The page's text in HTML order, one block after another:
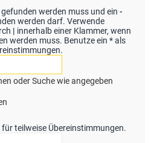
werden muss und ein -
werden darf. Verwende
| innerhalb einer Klammer, wenn
werden muss. Benutze ein * als
oder Suche wie angegeben
teilweise Übereinstimmungen.